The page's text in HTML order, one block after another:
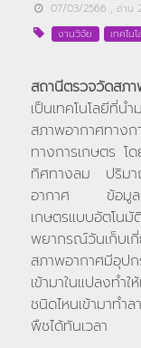
07/03/2566 , อ่าน
งานวิจัย
เทคโน
สถานีตรวจวัดส
เป็นเทคโนโลยีที่น
สภาพอากาศทา
ทางการเกษตร โ
ทิศทางลม ปริม
อากาศ ข้อมูลที่ไ
เกษตรแบบอัตโ
พยากรณ์วันเก็บ
สภาพอากาศมีอุ
เข้ามาในแปลงทำ
ชนิดไหนเข้ามาท
พืชได้ทันเวลา